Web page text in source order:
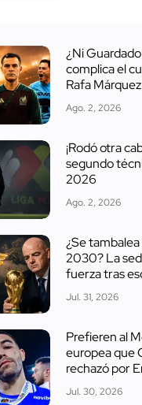
¿Ni
complica el
Rafa Márquez
Ago. 2, 2026
¡Rodó otra
segundo
2026
Ago. 2, 2026
¿Se
2030? La
fuerza tras
Jul. 31, 2026
Prefieren al
europea que
rechazó por
Jul. 30, 2026